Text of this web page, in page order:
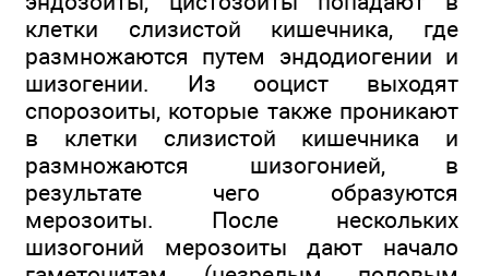
клетки слизистой кишечника, где
размножаются путем эндодиогении и
шизогении. Из ооцист выходят
спорозоиты, которые также проникают
в клетки слизистой кишечника и
размножаются шизогонией, в
результате чего образуются
мерозоиты. После нескольких
шизогоний мерозоиты дают начало